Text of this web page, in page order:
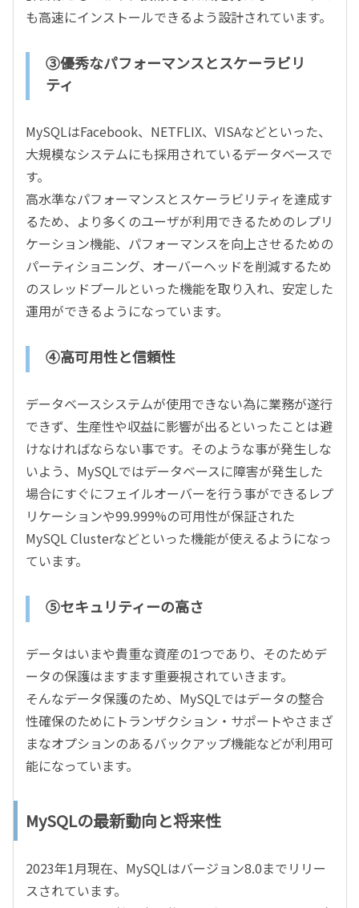
も高速にインストールできるよう設計されています。
③優秀なパフォーマンスとスケーラビリ
ティ
MySQLはFacebook、NETFLIX、VISAなどといった、
大規模なシステムにも採用されているデータベースで
す。
高水準なパフォーマンスとスケーラビリティを達成す
るため、より多くのユーザが利用できるためのレプリ
ケーション機能、パフォーマンスを向上させるための
パーティショニング、オーバーヘッドを削減するため
のスレッドプールといった機能を取り入れ、安定した
運用ができるようになっています。
④高可用性と信頼性
データベースシステムが使用できない為に業務が遂行
できず、生産性や収益に影響が出るといったことは避
けなければならない事です。そのような事が発生しな
いよう、MySQLではデータベースに障害が発生した
場合にすぐにフェイルオーバーを行う事ができるレプ
リケーションや99.999%の可用性が保証された
MySQL Clusterなどといった機能が使えるようになっ
ています。
⑤セキュリティーの高さ
データはいまや貴重な資産の1つであり、そのためデ
ータの保護はますます重要視されていきます。
そんなデータ保護のため、MySQLではデータの整合
性確保のためにトランザクション・サポートやさまざ
まなオプションのあるバックアップ機能などが利用可
能になっています。
MySQLの最新動向と将来性
2023年1月現在、MySQLはバージョン8.0までリリー
スされています。